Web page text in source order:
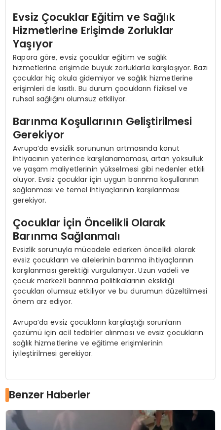
Evsiz Çocuklar Eğitim ve Sağlık
Hizmetlerine Erişimde Zorluklar
Yaşıyor
Rapora göre, evsiz çocuklar eğitim ve sağlık
hizmetlerine erişimde büyük zorluklarla karşılaşıyor. Bazı
çocuklar hiç okula gidemiyor ve sağlık hizmetlerine
erişimleri de kısıtlı. Bu durum çocukların fiziksel ve
ruhsal sağlığını olumsuz etkiliyor.
Barınma Koşullarının Geliştirilmesi
Gerekiyor
Avrupa’da evsizlik sorununun artmasında konut
ihtiyacının yeterince karşılanamaması, artan yoksulluk
ve yaşam maliyetlerinin yükselmesi gibi nedenler etkili
oluyor. Evsiz çocuklar için uygun barınma koşullarının
sağlanması ve temel ihtiyaçlarının karşılanması
gerekiyor.
Çocuklar İçin Öncelikli Olarak
Barınma Sağlanmalı
Evsizlik sorunuyla mücadele ederken öncelikli olarak
evsiz çocukların ve ailelerinin barınma ihtiyaçlarının
karşılanması gerektiği vurgulanıyor. Uzun vadeli ve
çocuk merkezli barınma politikalarının eksikliği
çocukları olumsuz etkiliyor ve bu durumun düzeltilmesi
önem arz ediyor.
Avrupa’da evsiz çocukların karşılaştığı sorunların
çözümü için acil tedbirler alınması ve evsiz çocukların
sağlık hizmetlerine ve eğitime erişimlerinin
iyileştirilmesi gerekiyor.
Benzer Haberler